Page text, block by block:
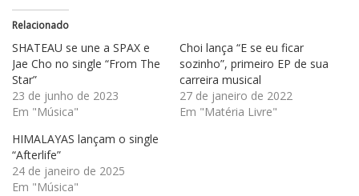
Relacionado
SHATEAU se une a SPAX e
Jae Cho no single “From The
Star”
23 de junho de 2023
Em "Música"
Choi lança “E se eu ficar
sozinho”, primeiro EP de sua
carreira musical
27 de janeiro de 2022
Em "Matéria Livre"
HIMALAYAS lançam o single
“Afterlife”
24 de janeiro de 2025
Em "Música"